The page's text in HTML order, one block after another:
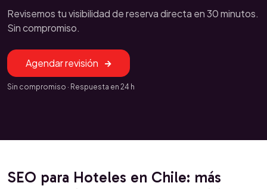
Revisemos tu visibilidad de reserva directa en 30 minutos.
Sin compromiso.
Agendar revisión
Sin compromiso · Respuesta en 24 h
SEO para Hoteles en Chile: más